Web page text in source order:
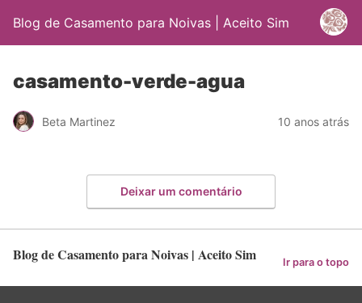
Blog de Casamento para Noivas | Aceito Sim
casamento-verde-agua
Beta Martinez 10 anos atrás
Deixar um comentário
Blog de Casamento para Noivas | Aceito Sim Ir para o topo